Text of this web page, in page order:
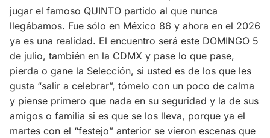
jugar el famoso QUINTO partido al que nunca
llegábamos. Fue sólo en México 86 y ahora en el 2026
ya es una realidad. El encuentro será este DOMINGO 5
de julio, también en la CDMX y pase lo que pase,
pierda o gane la Selección, si usted es de los que les
gusta “salir a celebrar”, tómelo con un poco de calma
y piense primero que nada en su seguridad y la de sus
amigos o familia si es que se los lleva, porque ya el
martes con el “festejo” anterior se vieron escenas que